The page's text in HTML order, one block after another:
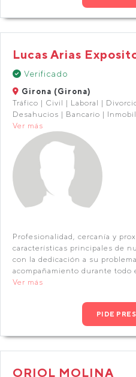
Lucas Arias
Verificado
Girona (Girona)
Tráfico | Civil | Laboral |
Desahucios | Bancario |
Ver más
Profesionalidad, cercanía y
características principales de
con la dedicación a su
acompañamiento durante todo
Ver más
PIDE
ORIOL MOLINA